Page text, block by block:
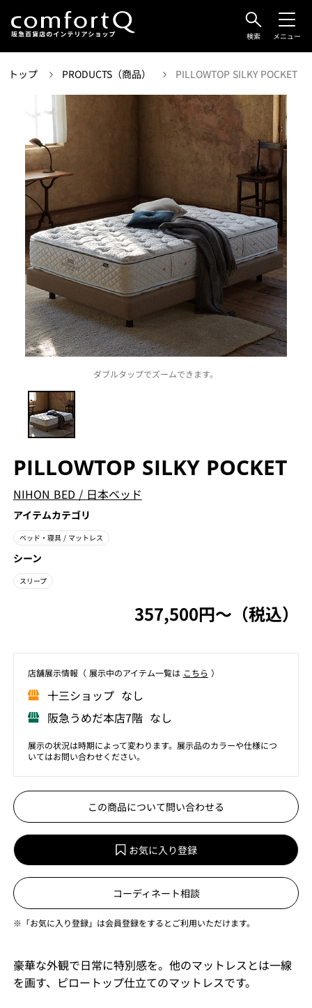
検索 メニュー
トップ PRODUCTS（商品） PILLOWTOP SILKY POCKET
ダブルタップでズームできます。
PILLOWTOP SILKY POCKET
NIHON BED / 日本ベッド
アイテムカテゴリ
ベッド・寝具 / マットレス
シーン
スリープ
357,500円〜（税込）
店舗展⽰情報（ 展⽰中のアイテム⼀覧は こちら ）
⼗三ショップ なし
阪急うめだ本店7階 なし
展示の状況は時期によって変わります。展示品のカラーや仕様につ
いてはお問い合わせください。
この商品について問い合わせる
お気に入り登録
コーディネート相談
※「お気に入り登録」は会員登録をするとご利用いただけます。
豪華な外観で日常に特別感を。他のマットレスとは一線
を画す、ピロートップ仕立てのマットレスです。